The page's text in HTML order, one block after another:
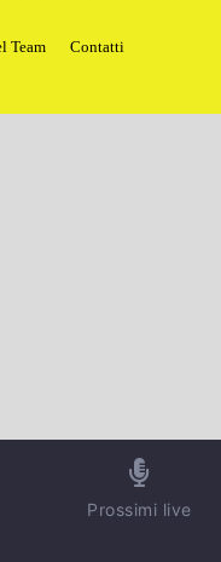
Team Contatti
Prossimi live